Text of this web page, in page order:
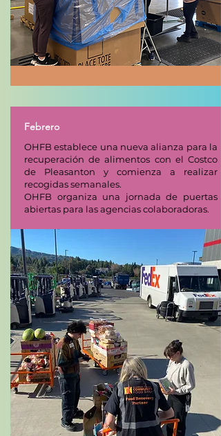
Febrero
OHFB establece una nueva alianza para la
recuperación de alimentos con el Costco
de Pleasanton y comienza a realizar
recogidas semanales.
OHFB organiza una jornada de puertas
abiertas para las agencias colaboradoras.